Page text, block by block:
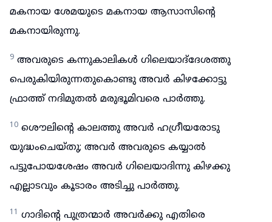
മകനായ ശേമയുടെ മകനായ ആസാസിന്റെ
മകനായിരുന്നു.
9 അവരുടെ കന്നുകാലികൾ ഗിലെയാദ്‌ദേശത്തു
പെരുകിയിരുന്നതുകൊണ്ടു അവർ കിഴക്കോട്ടു
ഫ്രാത്ത് നദിമുതൽ മരുഭൂമിവരെ പാർത്തു.
10 ശൌലിന്റെ കാലത്തു അവർ ഹഗ്രീയരോടു
യുദ്ധംചെയ്തു; അവർ അവരുടെ കയ്യാൽ
പട്ടുപോയശേഷം അവർ ഗിലെയാദിന്നു കിഴക്കു
എല്ലാടവും കൂടാരം അടിച്ചു പാർത്തു.
11 ഗാദിന്റെ പുത്രന്മാർ അവർക്കു എതിരെ